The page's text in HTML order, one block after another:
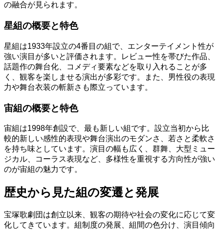
の融合が見られます。
星組の概要と特色
星組は1933年設立の4番目の組で、エンターテイメント性が
強い演目が多いと評価されます。レビュー性を帯びた作品、
話題作の舞台化、コメディ要素などを取り入れることが多
く、観客を楽しませる演出が多彩です。また、男性役の表現
力や舞台衣装の斬新さも際立っています。
宙組の概要と特色
宙組は1998年創設で、最も新しい組です。設立当初から比
較的新しい感性的表現や舞台演出のモダンさ、若さと柔軟さ
を持ち味としています。演目の幅も広く、群舞、大型ミュー
ジカル、コーラス表現など、多様性を重視する方向性が強い
のが宙組の魅力です。
歴史から見た組の変遷と発展
宝塚歌劇団は創立以来、観客の期待や社会の変化に応じて変
化してきています。組制度の発展、組間の色分け、演目傾向